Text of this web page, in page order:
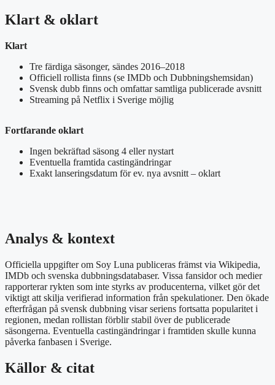
Klart & oklart
Klart
Tre färdiga säsonger, sändes 2016–2018
Officiell rollista finns (se IMDb och Dubbningshemsidan)
Svensk dubb finns och omfattar samtliga publicerade avsnitt
Streaming på Netflix i Sverige möjlig
Fortfarande oklart
Ingen bekräftad säsong 4 eller nystart
Eventuella framtida castingändringar
Exakt lanseringsdatum för ev. nya avsnitt – oklart
Analys & kontext
Officiella uppgifter om Soy Luna publiceras främst via Wikipedia,
IMDb och svenska dubbningsdatabaser. Vissa fansidor och medier
rapporterar rykten som inte styrks av producenterna, vilket gör det
viktigt att skilja verifierad information från spekulationer. Den ökade
efterfrågan på svensk dubbning visar seriens fortsatta popularitet i
regionen, medan rollistan förblir stabil över de publicerade
säsongerna. Eventuella castingändringar i framtiden skulle kunna
påverka fanbasen i Sverige.
Källor & citat